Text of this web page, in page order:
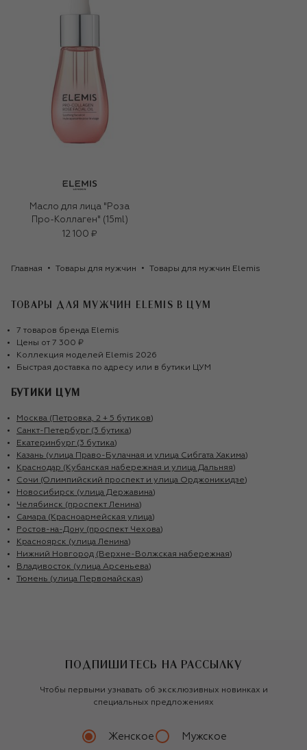
Масло для лица "Роза
Про-Коллаген" (15ml)
12 100 ₽
Главная Товары для мужчин Товары для мужчин Elemis
ТОВАРЫ ДЛЯ МУЖЧИН ELEMIS В ЦУМ
7 товаров бренда Elemis
Цены от 7 300 ₽
Коллекция моделей Elemis 2026
Быстрая доставка по адресу или в бутики ЦУМ
БУТИКИ ЦУМ
Москва (Петровка, 2 + 5 бутиков)
Санкт-Петербург (3 бутика)
Екатеринбург (3 бутика)
Казань (улица Право-Булачная и улица Сибгата Хакима)
Краснодар (Кубанская набережная и улица Дальняя)
Сочи (Олимпийский проспект и улица Орджоникидзе)
Новосибирск (улица Державина)
Челябинск (проспект Ленина)
Самара (Красноармейская улица)
Ростов-на-Дону (проспект Чехова)
Красноярск (улица Ленина)
Нижний Новгород (Верхне-Волжская набережная)
Владивосток (улица Арсеньева)
Тюмень (улица Первомайская)
ПОДПИШИТЕСЬ НА РАССЫЛКУ
Чтобы первыми узнавать об эксклюзивных новинках и
специальных предложениях
Женское Мужское